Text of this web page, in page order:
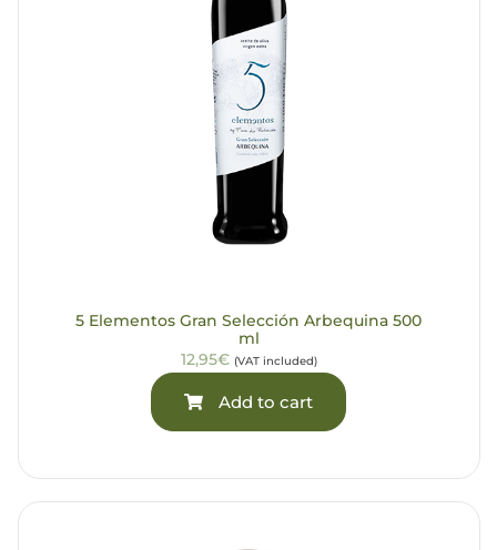
5 Elementos Gran Selección Arbequina 500
ml
12,95€ (VAT included)
Add to cart